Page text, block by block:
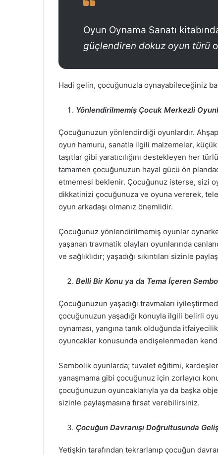
Oyun Oynama Sanatı
güçlendiren dokuz oyun türü
Hadi gelin, çocuğunuzla oynayabileceğiniz
Yönlendirilmemiş Çocuk Merkezli
Çocuğunuzun yönlendirdiği oyunlardır.
oyun hamuru, sanatla ilgili malzemeler,
taşıtlar gibi yaratıcılığını destekleyen her
tamamen çocuğunuzun hayal gücü ön
etmemesi beklenir. Çocuğunuz isterse, sizi
dikkatinizi çocuğunuza ve oyuna vererek,
oyun arkadaşı olmanız önemlidir.
Çocuğunuz yönlendirilmemiş oyunlar
yaşanan travmatik olayları oyunlarında
ve sağlıklıdır; yaşadığı sıkıntıları sizinle
Belli Bir Konu ya da Tema İçeren
Çocuğunuzun yaşadığı travmaları
çocuğunuzun yaşadığı konuyla ilgili belirli
oynaması, yangına tanık olduğunda
oyuncaklar konusunda endişelenmeden
Sembolik oyunlarda; tuvalet eğitimi,
yanaşmama gibi çocuğunuz için zorlayıcı
çocuğunuzun oyuncaklarıyla ya da başka
sizinle paylaşmasına fırsat verebilirsiniz.
Çocuğun Davranışı Doğrultusunda
Yetişkin tarafından tekrarlanıp çocuğun